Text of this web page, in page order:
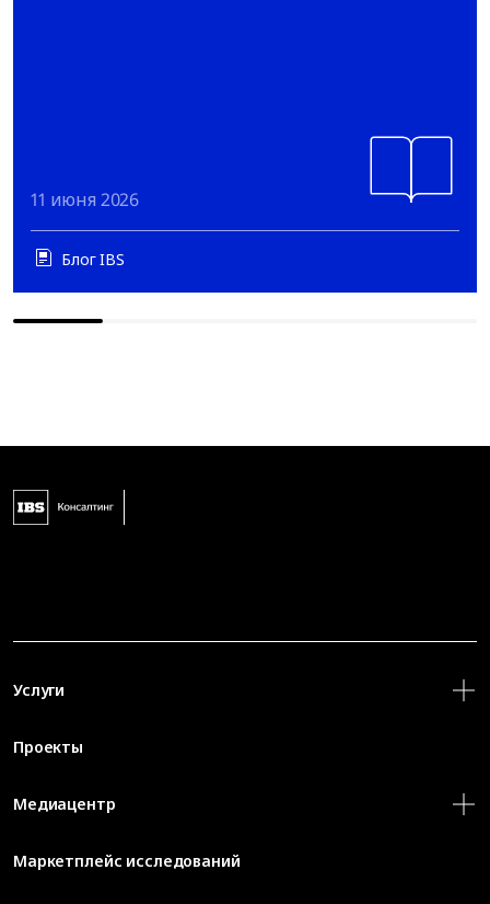
11 июня 2026
Блог IBS
Услуги
Проекты
Медиацентр
Маркетплейс исследований